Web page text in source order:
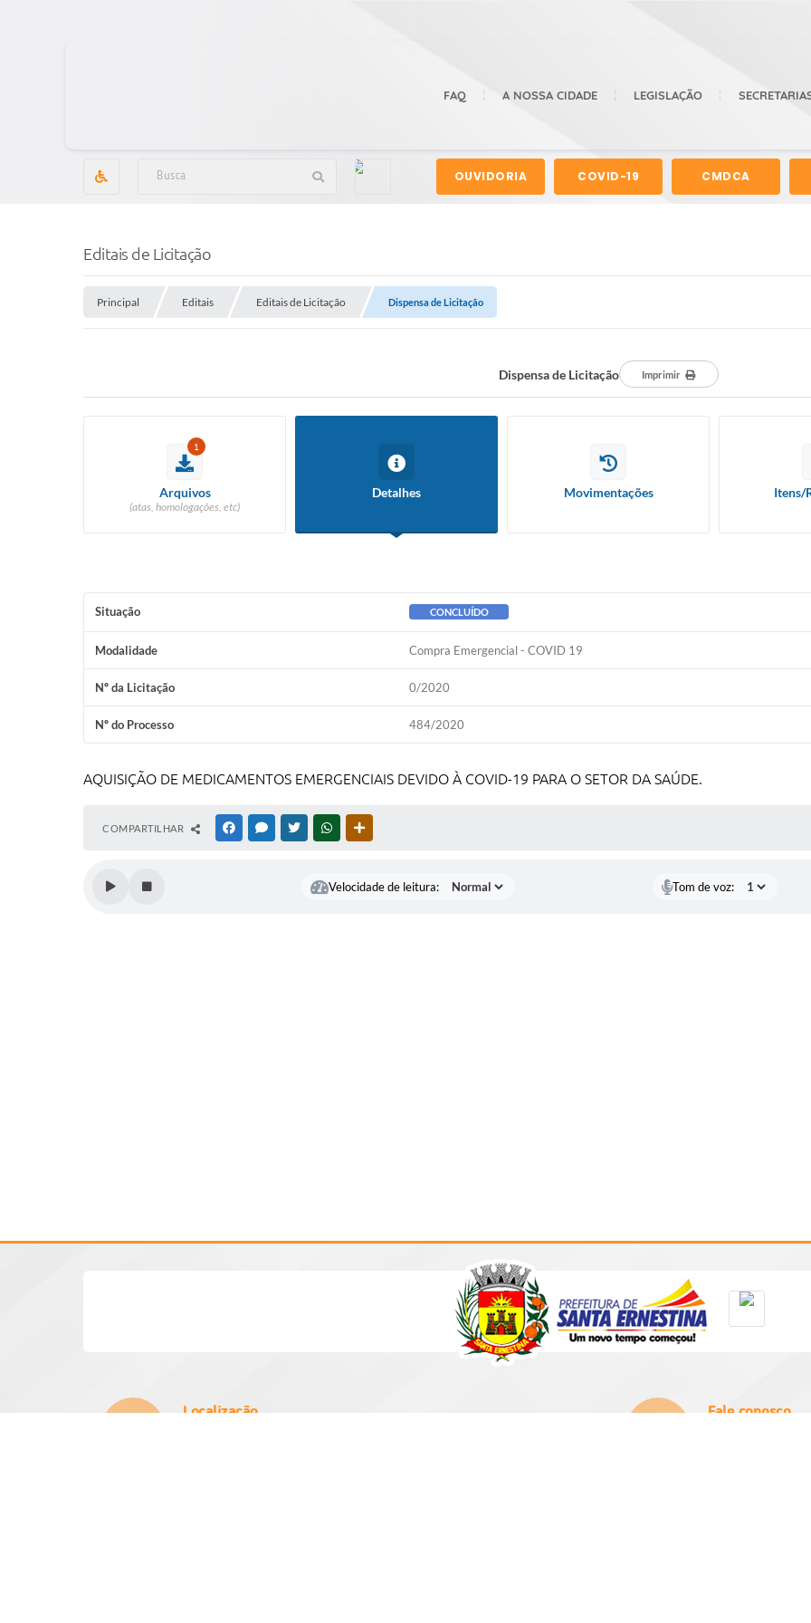
FAQ A NOSSA CIDADE LEGISLAÇÃO
OUVIDORIA COVID-19 CMDCA
Editais de Licitação
Principal Editais Editais de Licitação Dispensa de Licitação
Dispensa de Licitação Imprimir
1
Arquivos
(atas, homologações, etc)
Detalhes Movimentações Itens/
Situação CONCLUÍDO
Modalidade Compra Emergencial - COVID 19
Nº da Licitação 0/2020
Nº do Processo 484/2020
AQUISIÇÃO DE MEDICAMENTOS EMERGENCIAIS DEVIDO À COVID-19 PARA O SETOR DA SAÚDE.
COMPARTILHAR FACEBOOKMESSENGER
TWITTERWHATSAPP
Velocidade de leitura: Tom de voz:
Localização
Fale conosco